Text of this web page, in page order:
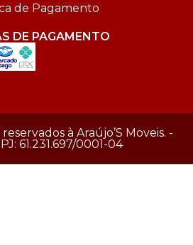
de Pagamento
DE PAGAMENTO
à Araújo’S Moveis. -
61.231.697/0001-04